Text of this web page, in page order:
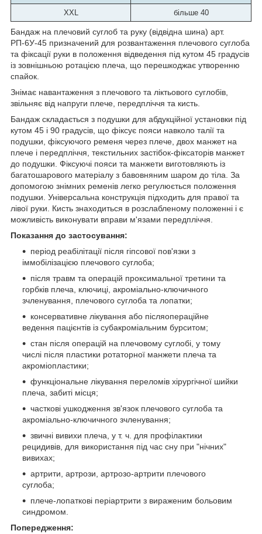
XXL
більше 40
Бандаж на плечовий суглоб та руку (відвідна шина) арт.
РП-6У-45 призначений для розвантаження плечового суглоба
та фіксації руки в положення відведення під кутом 45 градусів
із зовнішньою ротацією плеча, що перешкоджає утворенню
спайок.
Знімає навантаження з плечового та ліктьового суглобів,
звільняє від напруги плече, передпліччя та кисть.
Бандаж складається з подушки для абдукційної установки під
кутом 45 і 90 градусів, що фіксує пояси навколо талії та
подушки, фіксуючого ременя через плече, двох манжет на
плече і передпліччя, текстильних застібок-фіксаторів манжет
до подушки. Фіксуючі пояси та манжети виготовляють із
багатошарового матеріалу з бавовняним шаром до тіла. За
допомогою знімних ременів легко регулюється положення
подушки. Універсальна конструкція підходить для правої та
лівої руки. Кисть знаходиться в розслабленому положенні і є
можливість виконувати вправи м'язами передпліччя.
Показання до застосування:
період реабілітації після гіпсової пов'язки з
іммобілізацією плечового суглоба;
після травм та операцій проксимальної третини та
горбків плеча, ключиці, акроміально-ключичного
зчленування, плечового суглоба та лопатки;
консервативне лікування або післяопераційне
ведення пацієнтів із субакроміальним бурситом;
стан після операцій на плечовому суглобі, у тому
числі після пластики ротаторної манжети плеча та
акроміопластики;
функціональне лікування переломів хірургічної шийки
плеча, забиті місця;
часткові ушкодження зв'язок плечового суглоба та
акроміально-ключичного зчленування;
звичні вивихи плеча, у т. ч. для профілактики
рецидивів, для використання під час сну при "нічних"
вивихах;
артрити, артрози, артрозо-артрити плечового
суглоба;
плече-лопаткові періартрити з вираженим больовим
синдромом.
Попередження: